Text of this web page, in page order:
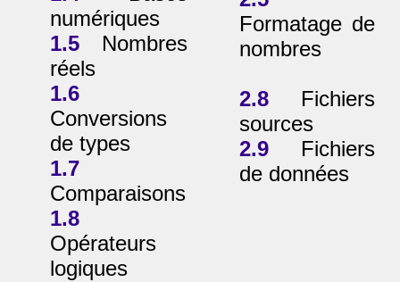
numériques
1.5 Nombres
réels
1.6
Conversions
de types
1.7
Comparaisons
1.8
Opérateurs
logiques
Formatage de
nombres
2.8 Fichiers
sources
2.9 Fichiers
de données